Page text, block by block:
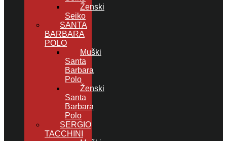
Ženski
Seiko
SANTA
BARBARA
POLO
Muški
Santa
Barbara
Polo
Ženski
Santa
Barbara
Polo
SERGIO
TACCHINI